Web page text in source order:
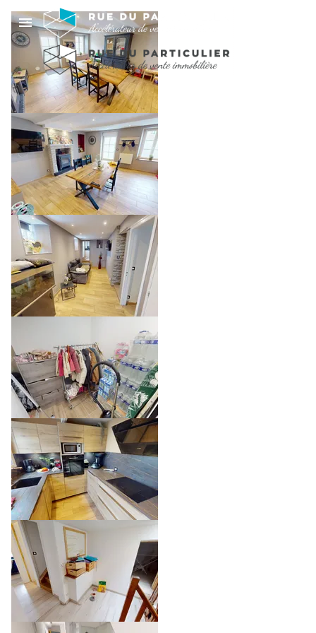
MAISON RÉNOVÉE DE
99 M2 - 3 CHAMBRES
- PROCHE BAYEUX
212 000 €